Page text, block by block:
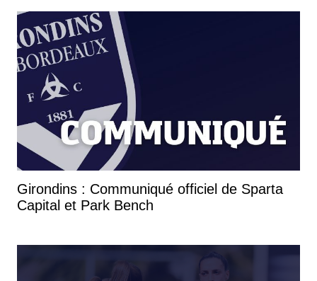
Girondins : Communiqué officiel de Sparta
Capital et Park Bench